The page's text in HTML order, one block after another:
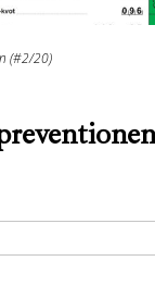
(#2/20)